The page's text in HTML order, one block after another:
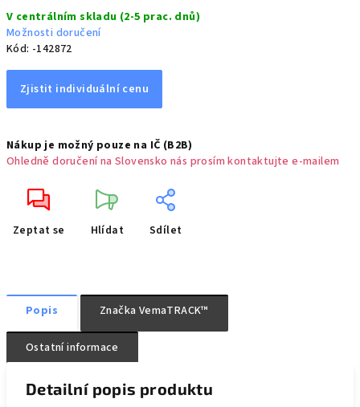
cena:
V centrálním skladu (2-5 prac. dnů)
Možnosti doručení
Kód: -142872
Zjistit individuální cenu
Nákup je možný pouze na IČ (B2B)
Ohledně doručení na Slovensko nás prosím kontaktujte e-mailem
Zeptat se Hlídat Sdílet
Popis Značka VemaTRACK™
Ostatní informace
Detailní popis produktu